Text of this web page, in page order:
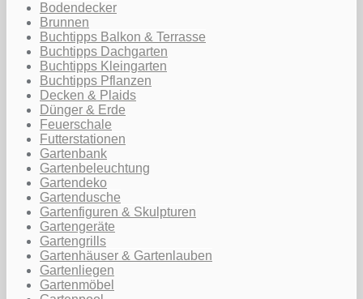
Bodendecker
Brunnen
Buchtipps Balkon & Terrasse
Buchtipps Dachgarten
Buchtipps Kleingarten
Buchtipps Pflanzen
Decken & Plaids
Dünger & Erde
Feuerschale
Futterstationen
Gartenbank
Gartenbeleuchtung
Gartendeko
Gartendusche
Gartenfiguren & Skulpturen
Gartengeräte
Gartengrills
Gartenhäuser & Gartenlauben
Gartenliegen
Gartenmöbel